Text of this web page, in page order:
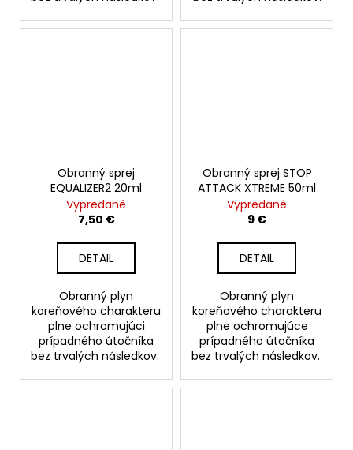
Obranný sprej
EQUALIZER2 20ml
Vypredané
7,50 €
DETAIL
Obranný plyn
koreňového charakteru
plne ochromujúci
prípadného útočníka
bez trvalých následkov.
Obranný sprej STOP
ATTACK XTREME 50ml
Vypredané
9 €
DETAIL
Obranný plyn
koreňového charakteru
plne ochromujúce
prípadného útočníka
bez trvalých následkov.